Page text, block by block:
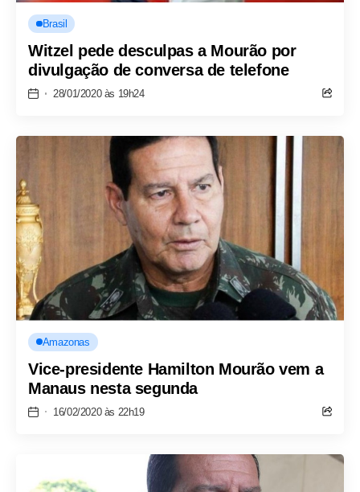
Brasil
Witzel pede desculpas a Mourão por
divulgação de conversa de telefone
28/01/2020 às 19h24
Amazonas
Vice-presidente Hamilton Mourão vem a
Manaus nesta segunda
16/02/2020 às 22h19